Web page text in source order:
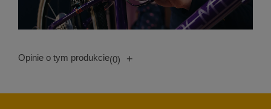
Opinie o tym produkcie(0) +